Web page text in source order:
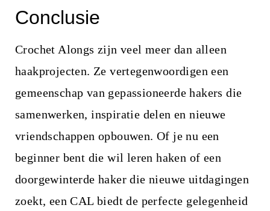
Conclusie
Crochet Alongs zijn veel meer dan alleen
haakprojecten. Ze vertegenwoordigen een
gemeenschap van gepassioneerde hakers die
samenwerken, inspiratie delen en nieuwe
vriendschappen opbouwen. Of je nu een
beginner bent die wil leren haken of een
doorgewinterde haker die nieuwe uitdagingen
zoekt, een CAL biedt de perfecte gelegenheid